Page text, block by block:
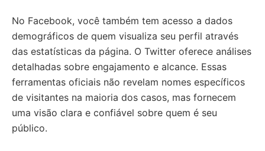
No Facebook, você também tem acesso a dados
demográficos de quem visualiza seu perfil através
das estatísticas da página. O Twitter oferece análises
detalhadas sobre engajamento e alcance. Essas
ferramentas oficiais não revelam nomes específicos
de visitantes na maioria dos casos, mas fornecem
uma visão clara e confiável sobre quem é seu
público.